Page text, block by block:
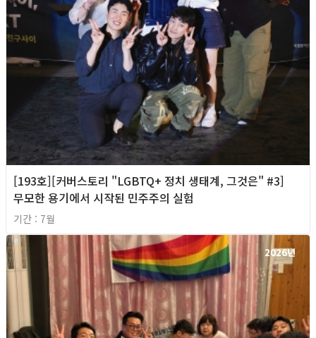
[193호][커버스토리 "LGBTQ+ 정치 생태계, 그것은" #3]
무모한 용기에서 시작된 민주주의 실험
기간 : 7월
2026년